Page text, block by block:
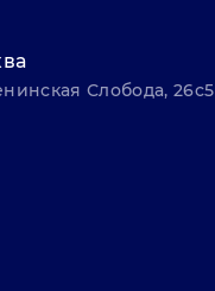
Слобода, 26с5